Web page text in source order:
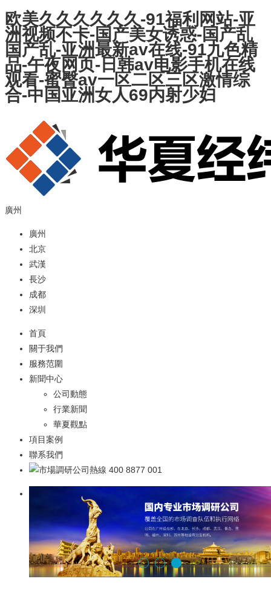
欧美久久久久久久-91福利网站-亚
洲视频不卡-国产美女诱惑-国产乱
国产乱-亚洲最新av在线-91九色精
品-午夜网页-日韩av电影手机在线
观看-蜜臀av一区二区三区激情综
合-中国亚洲女人69内射少妇
廣州
廣州
北京
武漢
長沙
成都
深圳
首頁
關于我們
服務范圍
新聞中心
公司動態
行業新聞
華夏觀點
項目案例
聯系我們
400 8877 001